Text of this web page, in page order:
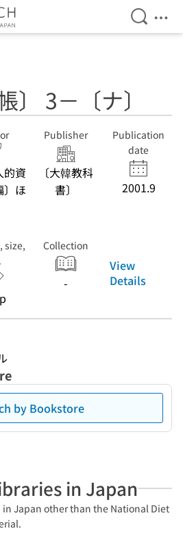
Open
〕 3－〔ナ〕
的資
〕ほ
Publisher
〔大韓教科
書〕
Publication
date
2001.9
size,
Collection
-
View
Details
by Bookstore
in Japan
Japan other than the National Diet